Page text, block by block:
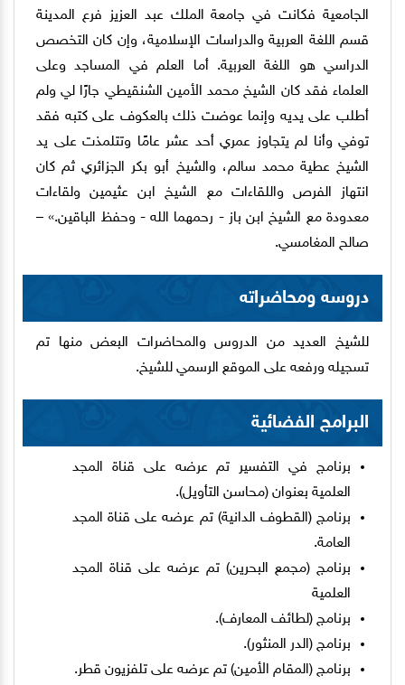
الجامعية فكانت في جامعة الملك عبد العزيز فرع المدينة
قسم اللغة العربية والدراسات الإسلامية، وإن كان التخصص
الدراسي هو اللغة العربية. أما العلم في المساجد وعلى
العلماء فقد كان الشيخ محمد الأمين الشنقيطي جارًا لي ولم
أطلب على يديه وإنما عوضت ذلك بالعكوف على كتبه فقد
توفي وأنا لم يتجاوز عمري أحد عشر عامًا وتتلمذت على يد
الشيخ عطية محمد سالم، والشيخ أبو بكر الجزائري ثم كان
انتهاز الفرص واللقاءات مع الشيخ ابن عثيمين ولقاءات
معدودة مع الشيخ ابن باز - رحمهما الله - وحفظ الباقين.» –
صالح المغامسي.
دروسه ومحاضراته
للشيخ العديد من الدروس والمحاضرات البعض منها تم
تسجيله ورفعه على الموقع الرسمي للشيخ.
البرامج الفضائية
برنامج في التفسير تم عرضه على قناة المجد
العلمية بعنوان (محاسن التأويل).
برنامج (القطوف الدانية) تم عرضه على قناة المجد
العامة.
برنامج (مجمع البحرين) تم عرضه على قناة المجد
العلمية
برنامج (لطائف المعارف).
برنامج (الدر المنثور).
برنامج (المقام الأمين) تم عرضه على تلفزيون قطر.